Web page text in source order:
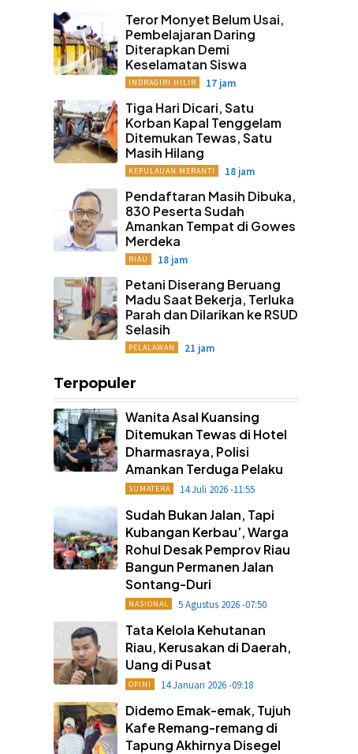
Teror Monyet Belum Usai,
Pembelajaran Daring
Diterapkan Demi
Keselamatan Siswa
INDRAGIRI HILIR 17 jam
Tiga Hari Dicari, Satu
Korban Kapal Tenggelam
Ditemukan Tewas, Satu
Masih Hilang
KEPULAUAN MERANTI 18 jam
Pendaftaran Masih Dibuka,
830 Peserta Sudah
Amankan Tempat di Gowes
Merdeka
RIAU 18 jam
Petani Diserang Beruang
Madu Saat Bekerja, Terluka
Parah dan Dilarikan ke RSUD
Selasih
PELALAWAN 21 jam
Terpopuler
Wanita Asal Kuansing
Ditemukan Tewas di Hotel
Dharmasraya, Polisi
Amankan Terduga Pelaku
SUMATERA 14 Juli 2026 -11:55
Sudah Bukan Jalan, Tapi
Kubangan Kerbau’, Warga
Rohul Desak Pemprov Riau
Bangun Permanen Jalan
Sontang-Duri
NASIONAL 5 Agustus 2026 -07:50
Tata Kelola Kehutanan
Riau, Kerusakan di Daerah,
Uang di Pusat
OPINI 14 Januari 2026 -09:18
Didemo Emak-emak, Tujuh
Kafe Remang-remang di
Tapung Akhirnya Disegel